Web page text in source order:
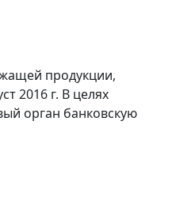
продукции,
2016 г. В целях
орган банковскую